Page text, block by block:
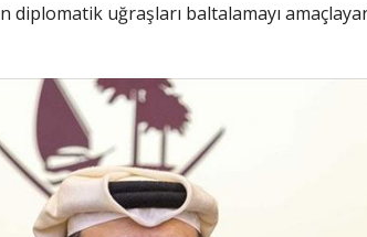
uğraşları baltalamayı amaçlayan